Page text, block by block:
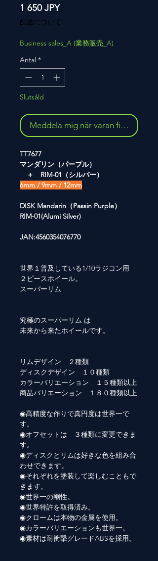
1 650 JPYPris
配送について
Business sales_A (業務販売_A)
Antal *
Slutsåld
Meddela mig när varan finns i lager
TT7677
マンダリン（パープル）
＋ RIM-01（シルバー）
6mm / 9mm / 12mm
DISK Mandarin（Passin Purple）
RIM-01(Alumi Silver)
JAN:4560354076770
世界１普及している1/10ラジコン用
２ピースホイール。
スーパーリム
究極のスーパーリム は
未来から来たホイールです。
リムデザイン ２種類
ディスクデザイン １０種類
カラーバリエーション １５種類以上
商品バリエーション １８０種類以上
◉高精度な作りで真円度は世界一で
す。
◉オフセットは ３種類に変更できま
す。
◉ディスクとリムは好きな色を組み合
わせできます。
◉それぞれを塗装して楽しむこともで
きます。
◉世界一の剛性。
◉世界特許を取得済み。
◉クロームは本物の金属を使用。
◉カラーバリエーションも世界一。
◉素材は耐衝撃グレードABSを採用。